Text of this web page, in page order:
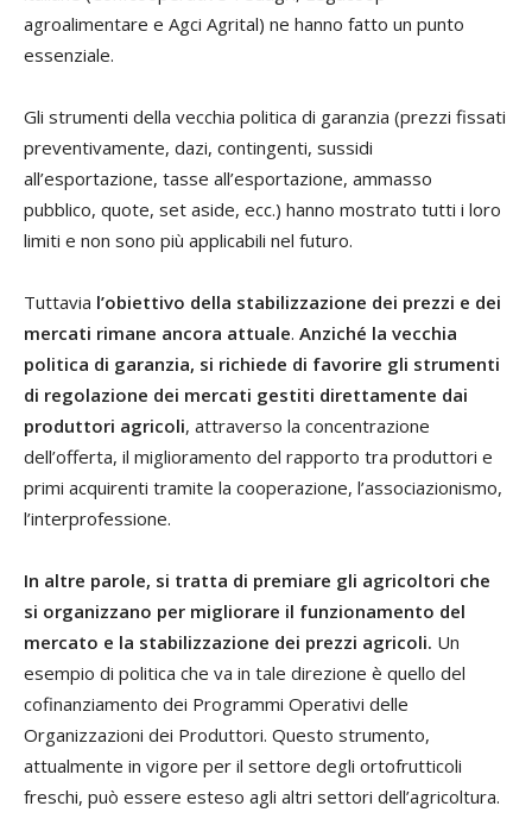
agroalimentare e Agci Agrital) ne hanno fatto un punto
essenziale.
Gli strumenti della vecchia politica di garanzia (prezzi fissati
preventivamente, dazi, contingenti, sussidi
all’esportazione, tasse all’esportazione, ammasso
pubblico, quote, set aside, ecc.) hanno mostrato tutti i loro
limiti e non sono più applicabili nel futuro.
Tuttavia l’obiettivo della stabilizzazione dei prezzi e dei
mercati rimane ancora attuale. Anziché la vecchia
politica di garanzia, si richiede di favorire gli strumenti
di regolazione dei mercati gestiti direttamente dai
produttori agricoli, attraverso la concentrazione
dell’offerta, il miglioramento del rapporto tra produttori e
primi acquirenti tramite la cooperazione, l’associazionismo,
l’interprofessione.
In altre parole, si tratta di premiare gli agricoltori che
si organizzano per migliorare il funzionamento del
mercato e la stabilizzazione dei prezzi agricoli. Un
esempio di politica che va in tale direzione è quello del
cofinanziamento dei Programmi Operativi delle
Organizzazioni dei Produttori. Questo strumento,
attualmente in vigore per il settore degli ortofrutticoli
freschi, può essere esteso agli altri settori dell’agricoltura.